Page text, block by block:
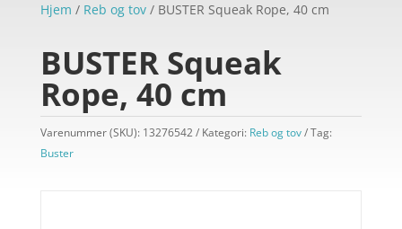
Hjem / Reb og tov/ BUSTER Squeak Rope, 40 cm
BUSTER Squeak
Rope, 40 cm
Varenummer (SKU): 13276542 Kategori: Reb og tov
Tag:
Buster